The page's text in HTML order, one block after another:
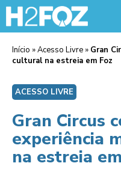
Início »Acesso Livre » Gran
cultural na estreia em Foz
ACESSO LIVRE
Gran Circus
experiência
na estreia